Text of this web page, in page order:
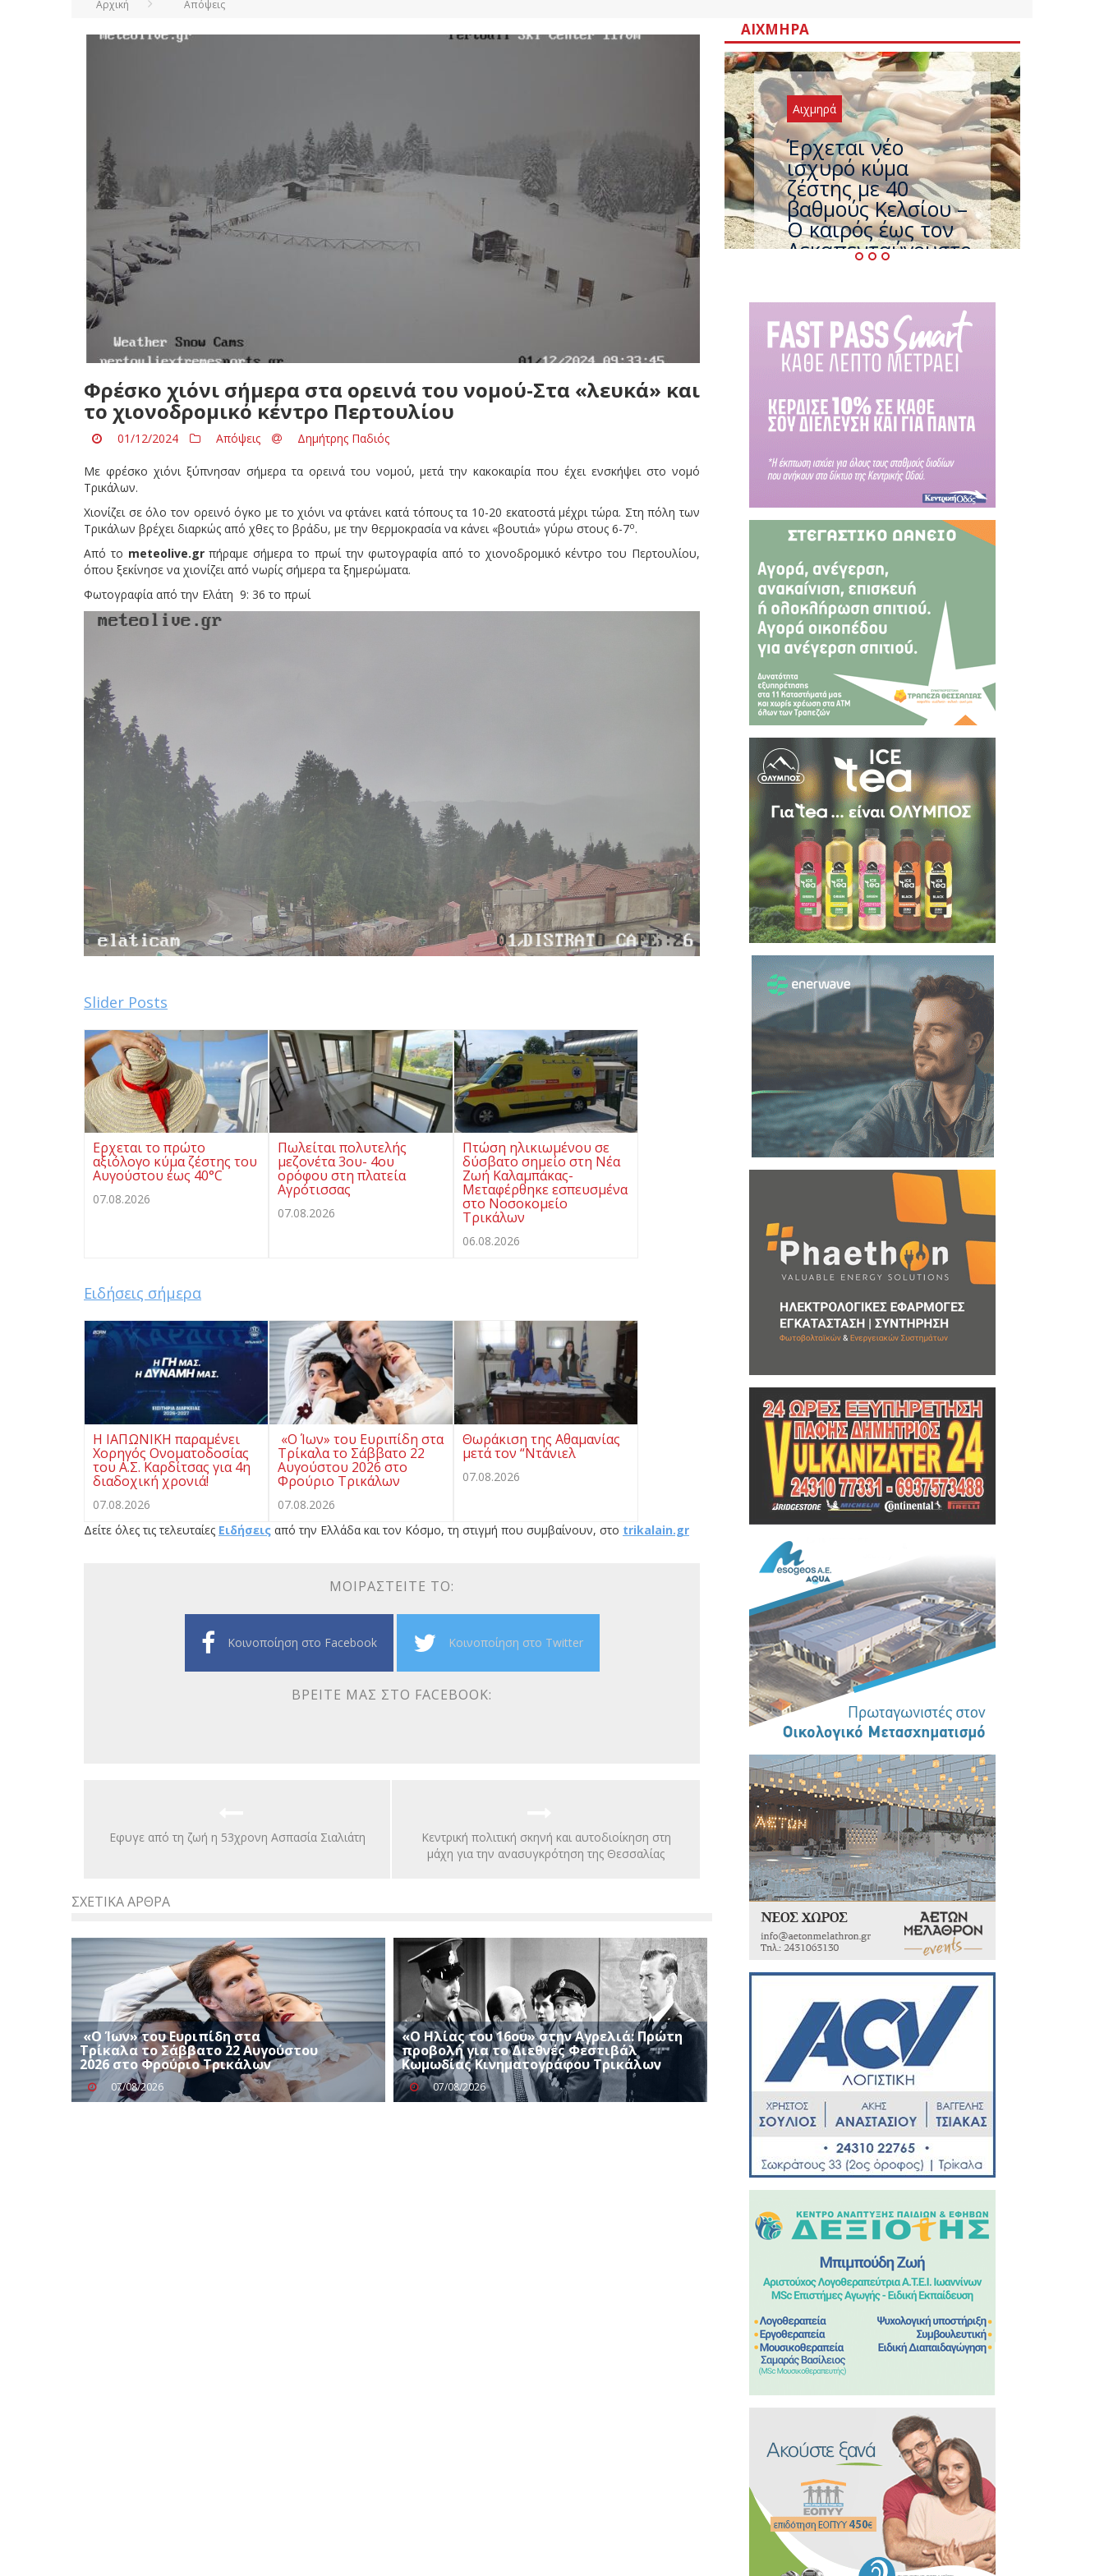
Αρχική Απόψεις
Φρέσκο χιόνι σήμερα στα ορεινά του νομού-Στα «λευκά» και
το χιονοδρομικό κέντρο Περτουλίου
01/12/2024 Απόψεις Δημήτρης Παδιός
Με φρέσκο χιόνι ξύπνησαν σήμερα τα ορεινά του νομού, μετά την κακοκαιρία που έχει ενσκήψει στο νομό
Τρικάλων.
Χιονίζει σε όλο τον ορεινό όγκο με το χιόνι να φτάνει κατά τόπους τα 10-20 εκατοστά μέχρι τώρα. Στη πόλη των
Τρικάλων βρέχει διαρκώς από χθες το βράδυ, με την θερμοκρασία να κάνει «βουτιά» γύρω στους 6-7ο.
Από το meteolive.grπήραμε σήμερα το πρωί την φωτογραφία από το χιονοδρομικό κέντρο του Περτουλίου,
όπου ξεκίνησε να χιονίζει από νωρίς σήμερα τα ξημερώματα.
Φωτογραφία από την Ελάτη 9: 36 το πρωί
Slider Posts
Ερχεται το πρώτο
αξιόλογο κύμα ζέστης του
Αυγούστου έως 40°C
07.08.2026
Πωλείται πολυτελής
μεζονέτα 3ου- 4ου
ορόφου στη πλατεία
Αγρότισσας
07.08.2026
Πτώση ηλικιωμένου σε
δύσβατο σημείο στη Νέα
Ζωή Καλαμπάκας-
Μεταφέρθηκε εσπευσμένα
στο Νοσοκομείο
Τρικάλων
06.08.2026
Ειδήσεις σήμερα
Η ΙΑΠΩΝΙΚΗ παραμένει
Χορηγός Ονοματοδοσίας
του Α.Σ. Καρδίτσας για 4η
διαδοχική χρονιά!
07.08.2026
«Ο Ίων» του Ευριπίδη στα
Τρίκαλα το Σάββατο 22
Αυγούστου 2026 στο
Φρούριο Τρικάλων
07.08.2026
Θωράκιση της Αθαμανίας
μετά τον “Ντάνιελ
07.08.2026
Δείτε όλες τις τελευταίες Ειδήσεις από την Ελλάδα και τον Κόσμο, τη στιγμή που συμβαίνουν, στο trikalain.gr
ΜΟΙΡΑΣΤΕΊΤΕ ΤΟ:
Κοινοποίηση στο Facebook Κοινοποίηση στο Twitter
ΒΡΕΊΤΕ ΜΑΣ ΣΤΟ FACEBOOK:
Eφυγε από τη ζωή η 53χρονη Ασπασία Σιαλιάτη
Κεντρική πολιτική σκηνή και αυτοδιοίκηση στη
μάχη για την ανασυγκρότηση της Θεσσαλίας
ΣΧΕΤΙΚΆ ΆΡΘΡΑ
«Ο Ίων» του Ευριπίδη στα
Τρίκαλα το Σάββατο 22 Αυγούστου
2026 στο Φρούριο Τρικάλων
07/08/2026
«Ο Ηλίας του 16ου» στην Αγρελιά: Πρώτη
προβολή για το Διεθνές Φεστιβάλ
Κωμωδίας Κινηματογράφου Τρικάλων
07/08/2026
ΑΙΧΜΗΡΆ
Αιχμηρά
Άφαντος ο
Τσίπρας… την ώρα
που η χώρα
καίγεται